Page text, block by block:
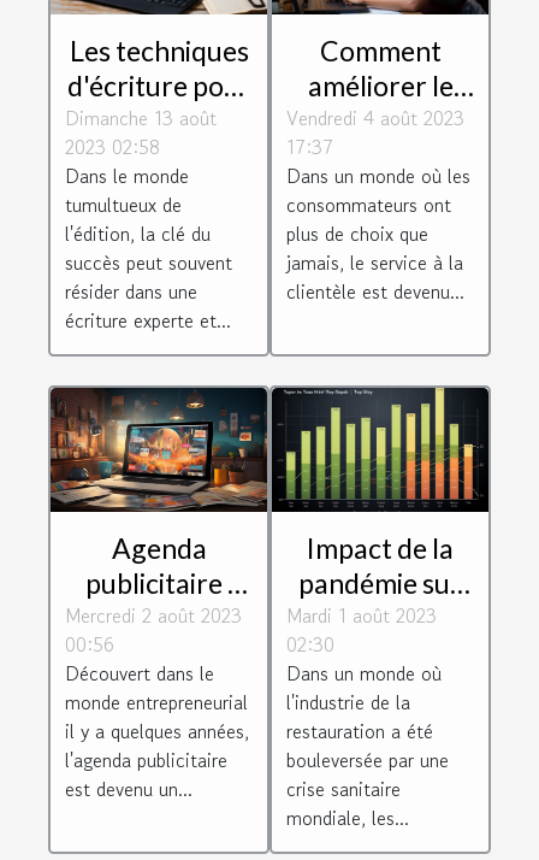
Les techniques
d'écriture pour
un magazine
réussi
Dimanche 13 août
2023 02:58
Dans le monde
tumultueux de
l'édition, la clé du
succès peut souvent
résider dans une
écriture experte et...
Comment
améliorer le
service client
de votre
entreprise
Vendredi 4 août 2023
17:37
Dans un monde où les
consommateurs ont
plus de choix que
jamais, le service à la
clientèle est devenu...
Agenda
publicitaire :
une véritable
opportunité
pour les
entreprises
Mercredi 2 août 2023
00:56
Découvert dans le
monde entrepreneurial
il y a quelques années,
l'agenda publicitaire
est devenu un...
Impact de la
pandémie sur
les revenus des
livreurs Uber
Eats
Mardi 1 août 2023
02:30
Dans un monde où
l'industrie de la
restauration a été
bouleversée par une
crise sanitaire
mondiale, les...